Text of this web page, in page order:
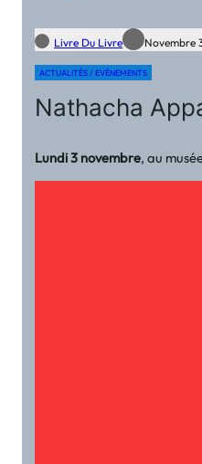
Livre Du Livre Novembre
ACTUALITÉS / EVÉNEMENTS
Nathacha
Lundi 3 novembre, au